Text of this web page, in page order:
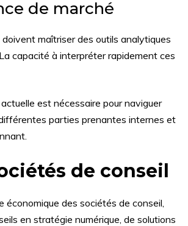
de marché
maîtriser des outils analytiques
capacité à interpréter rapidement ces
est nécessaire pour naviguer
parties prenantes internes et
de conseil
des sociétés de conseil,
en stratégie numérique, de solutions